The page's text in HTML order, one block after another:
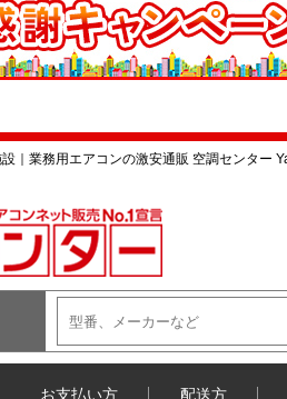
｜業務用エアコンの激安通販 空調センター